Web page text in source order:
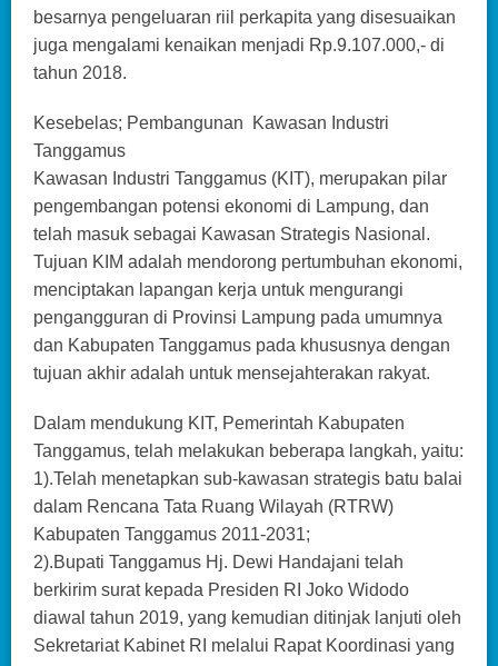
besarnya pengeluaran riil perkapita yang disesuaikan
juga mengalami kenaikan menjadi Rp.9.107.000,- di
tahun 2018.
Kesebelas; Pembangunan Kawasan Industri
Tanggamus
Kawasan Industri Tanggamus (KIT), merupakan pilar
pengembangan potensi ekonomi di Lampung, dan
telah masuk sebagai Kawasan Strategis Nasional.
Tujuan KIM adalah mendorong pertumbuhan ekonomi,
menciptakan lapangan kerja untuk mengurangi
pengangguran di Provinsi Lampung pada umumnya
dan Kabupaten Tanggamus pada khususnya dengan
tujuan akhir adalah untuk mensejahterakan rakyat.
Dalam mendukung KIT, Pemerintah Kabupaten
Tanggamus, telah melakukan beberapa langkah, yaitu:
1).Telah menetapkan sub-kawasan strategis batu balai
dalam Rencana Tata Ruang Wilayah (RTRW)
Kabupaten Tanggamus 2011-2031;
2).Bupati Tanggamus Hj. Dewi Handajani telah
berkirim surat kepada Presiden RI Joko Widodo
diawal tahun 2019, yang kemudian ditinjak lanjuti oleh
Sekretariat Kabinet RI melalui Rapat Koordinasi yang